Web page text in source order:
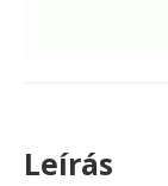
Leírás